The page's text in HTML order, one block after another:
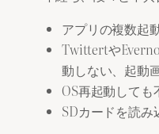
アプリの複数起
Twittertや
動しない、起動
OS再起動しても
SDカードを読み